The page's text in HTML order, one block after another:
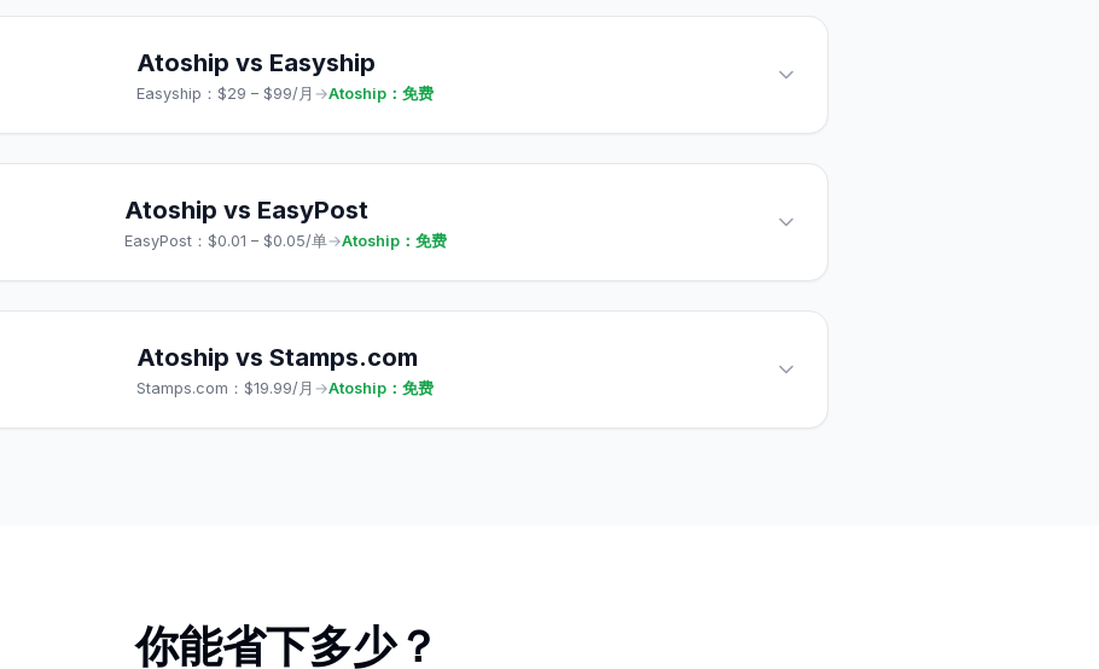
Atoship vs Easyship
Easyship ：$29 – $99/月 →Atoship：免费
Atoship vs EasyPost
EasyPost： $0.01 – $0.05/单→Atoship：免费
Atoship vsStamps.com
Stamps.com ：$19.99/月 →Atoship：免费
你能省下多少？